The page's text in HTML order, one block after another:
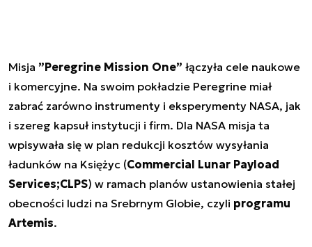
Misja ”Peregrine Mission One” łączyła cele naukowe
i komercyjne. Na swoim pokładzie Peregrine miał
zabrać zarówno instrumenty i eksperymenty NASA, jak
i szereg kapsuł instytucji i firm. Dla NASA misja ta
wpisywała się w plan redukcji kosztów wysyłania
ładunków na Księżyc (Commercial Lunar Payload
Services;CLPS) w ramach planów ustanowienia stałej
obecności ludzi na Srebrnym Globie, czyli programu
Artemis.